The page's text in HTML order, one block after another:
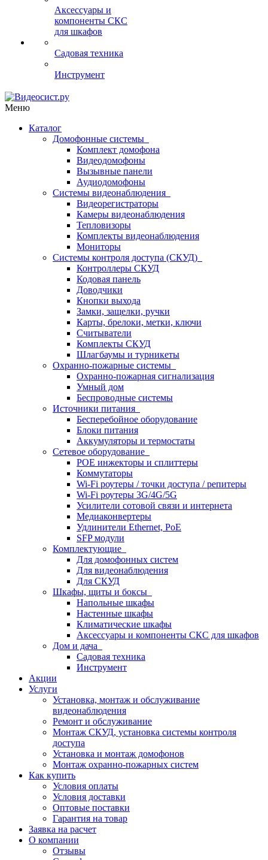
Аксессуары и
компоненты СКС
для шкафов
Садовая техника
Инструмент
Меню
Каталог
Домофонные системы
Комплект домофона
Видеодомофоны
Вызывные панели
Аудиодомофоны
Системы видеонаблюдения
Видеорегистраторы
Камеры видеонаблюдения
Тепловизоры
Комплекты видеонаблюдения
Мониторы
Системы контроля доступа (СКУД)
Контроллеры СКУД
Кодовая панель
Доводчики
Кнопки выхода
Замки, защелки, ручки
Карты, брелоки, метки, ключи
Считыватели
Комплекты СКУД
Шлагбаумы и турникеты
Охранно-пожарные системы
Охранно-пожарная сигнализация
Умный дом
Беспроводные системы
Источники питания
Бесперебойное оборудование
Блоки питания
Аккумуляторы и термостаты
Сетевое оборудование
POE инжекторы и сплиттеры
Коммутаторы
Wi-Fi роутеры / точки доступа / репитеры
Wi-Fi роутеры 3G/4G/5G
Усилители сотовой связи и интернета
Медиаконвертеры
Удлинители Ethernet, PoE
SFP модули
Комплектующие
Для домофонных систем
Для видеонаблюдения
Для СКУД
Шкафы, щиты и боксы
Напольные шкафы
Настенные шкафы
Климатические шкафы
Аксессуары и компоненты СКС для шкафов
Дом и дача
Садовая техника
Инструмент
Акции
Услуги
Установка, монтаж и обслуживание
видеонаблюдения
Ремонт и обслуживание
Монтаж СКУД, установка системы контроля
доступа
Установка и монтаж домофонов
Монтаж охранно-пожарных систем
Как купить
Условия оплаты
Условия доставки
Оптовые поставки
Гарантия на товар
Заявка на расчет
О компании
Отзывы